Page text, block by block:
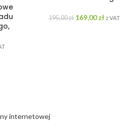
195,00zł 169,00zł z VAT
internetowej